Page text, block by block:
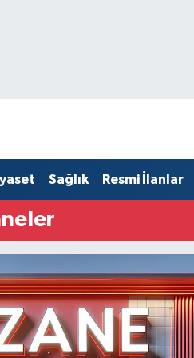
Sağlık Resmi İlanlar